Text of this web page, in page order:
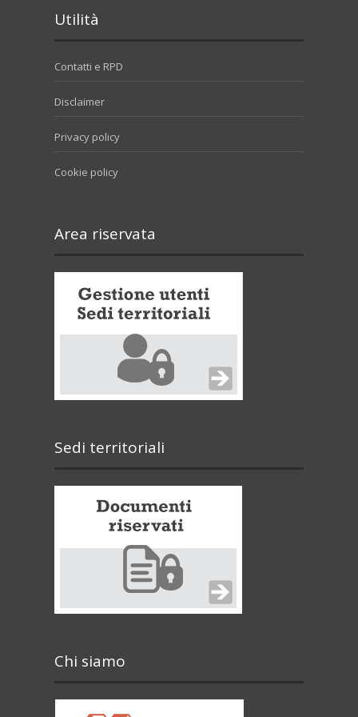
Utilità
Contatti e RPD
Disclaimer
Privacy policy
Cookie policy
Area riservata
Sedi territoriali
Chi siamo